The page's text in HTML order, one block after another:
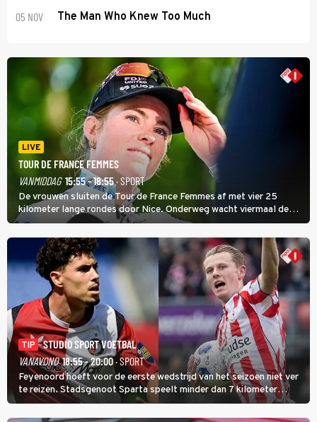
05 NOV The Man Who Knew Too Much
LIVE
TOUR DE FRANCE FEMMES
VANMIDDAG 15:55 - 18:55· SPORT
De vrouwen sluiten de Tour de France Femmes af met vier 25
kilometer lange rondes door Nice. Onderweg wacht viermaal de
zware Col d'Èze. Aan de finish op de Promenade des Anglais krijgt
de eindwinnaar de laatste gele trui.
TIP
STUDIO SPORT VOETBAL
VANAVOND 18:55 - 20:00· SPORT
Feyenoord hoeft voor de eerste wedstrijd van het seizoen niet ver
te reizen. Stadsgenoot Sparta speelt minder dan 7 kilometer
verderop. Feyenoord trok de Spaanse spits Nacho Ferri aan van
KVC Westerlo uit België.